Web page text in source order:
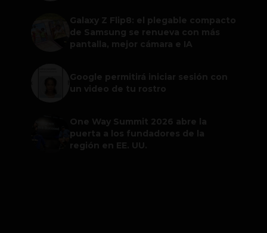
Galaxy Z Flip8: el plegable compacto
de Samsung se renueva con más
pantalla, mejor cámara e IA
Google permitirá iniciar sesión con
un video de tu rostro
One Way Summit 2026 abre la
puerta a los fundadores de la
región en EE. UU.